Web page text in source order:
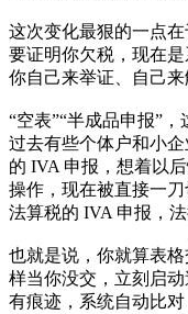
这次变化最狠的一点
要证明你欠税，现在
你自己来举证、自己来
“空表”“半成品申报”，
过去有些个体户和小
的 IVA 申报，想着以
操作，现在被直接一
法算税的 IVA 申报，
也就是说，你就算表
样当你没交，立刻启
有痕迹，系统自动比